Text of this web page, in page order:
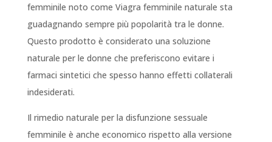
femminile noto come Viagra femminile naturale sta
guadagnando sempre più popolarità tra le donne.
Questo prodotto è considerato una soluzione
naturale per le donne che preferiscono evitare i
farmaci sintetici che spesso hanno effetti collaterali
indesiderati.
Il rimedio naturale per la disfunzione sessuale
femminile è anche economico rispetto alla versione